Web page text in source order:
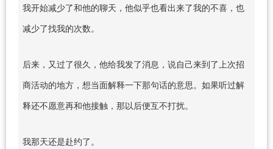
我开始减少了和他的聊天，他似乎也看出来了我的不喜，也
减少了找我的次数。
后来，又过了很久，他给我发了消息，说自己来到了上次招
商活动的地方，想当面解释一下那句话的意思。如果听过解
释还不愿意再和他接触，那以后便互不打扰。
我那天还是赴约了。